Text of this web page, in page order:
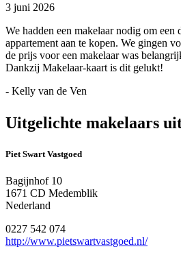
3 juni 2026
We hadden een makelaar nodig om een
appartement aan te kopen. We gingen
de prijs voor een makelaar was
Dankzij Makelaar-kaart is dit gelukt!
- Kelly van de Ven
Uitgelichte makelaars
Piet Swart Vastgoed
Bagijnhof 10
1671 CD Medemblik
Nederland
0227 542 074
http://www.pietswartvastgoed.nl/